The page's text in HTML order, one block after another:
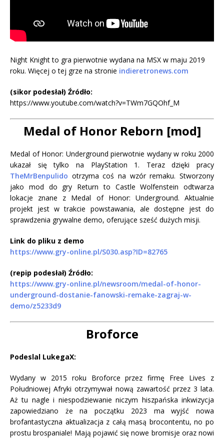
Night Knight to gra pierwotnie wydana na MSX w maju 2019
roku. Więcej o tej grze na stronie indieretronews.com
(sikor podesłał) Źródło:
https://www.youtube.com/watch?v=TWm7GQOhf_M
Medal of Honor Reborn [mod]
Medal of Honor: Underground pierwotnie wydany w roku 2000
ukazał się tylko na PlayStation 1. Teraz dzięki pracy
TheMrBenpulido otrzyma coś na wzór remaku. Stworzony
jako mod do gry Return to Castle Wolfenstein odtwarza
lokacje znane z Medal of Honor: Underground. Aktualnie
projekt jest w trakcie powstawania, ale dostępne jest do
sprawdzenia grywalne demo, oferujące sześć dużych misji.
Link do pliku z demo
https://www.gry-online.pl/S030.asp?ID=82765
(repip podesłał) Źródło:
https://www.gry-online.pl/newsroom/medal-of-honor-
underground-dostanie-fanowski-remake-zagraj-w-
demo/z5233d9
Broforce
Podeslal LukegaX:
Wydany w 2015 roku Broforce przez firmę Free Lives z
Południowej Afryki otrzymywał nową zawartość przez 3 lata.
Aż tu nagle i niespodziewanie niczym hiszpańska inkwizycja
zapowiedziano że na początku 2023 ma wyjść nowa
brofantastyczna aktualizacja z całą masą brocontentu, no po
prostu brospaniale! Mają pojawić się nowe bromisje oraz nowi